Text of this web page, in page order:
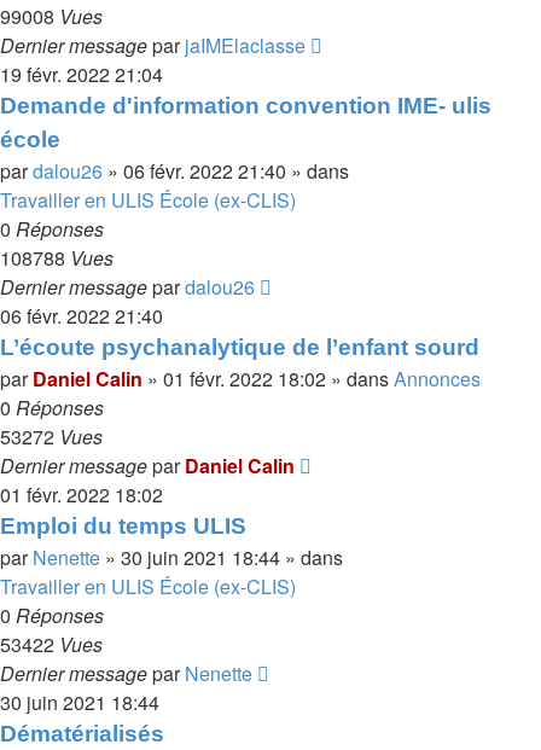
99008 Vues
Dernier messageparjaIMElaclasse
19 févr. 2022 21:04
Demande d'information convention IME- ulis
école
pardalou26 » 06 févr. 2022 21:40 » dans
Travailler en ULIS École (ex-CLIS)
0 Réponses
108788 Vues
Dernier messagepardalou26
06 févr. 2022 21:40
L’écoute psychanalytique de l’enfant sourd
parDaniel Calin » 01 févr. 2022 18:02 » dansAnnonces
0 Réponses
53272 Vues
Dernier messageparDaniel Calin
01 févr. 2022 18:02
Emploi du temps ULIS
parNenette » 30 juin 2021 18:44 » dans
Travailler en ULIS École (ex-CLIS)
0 Réponses
53422 Vues
Dernier messageparNenette
30 juin 2021 18:44
Dématérialisés